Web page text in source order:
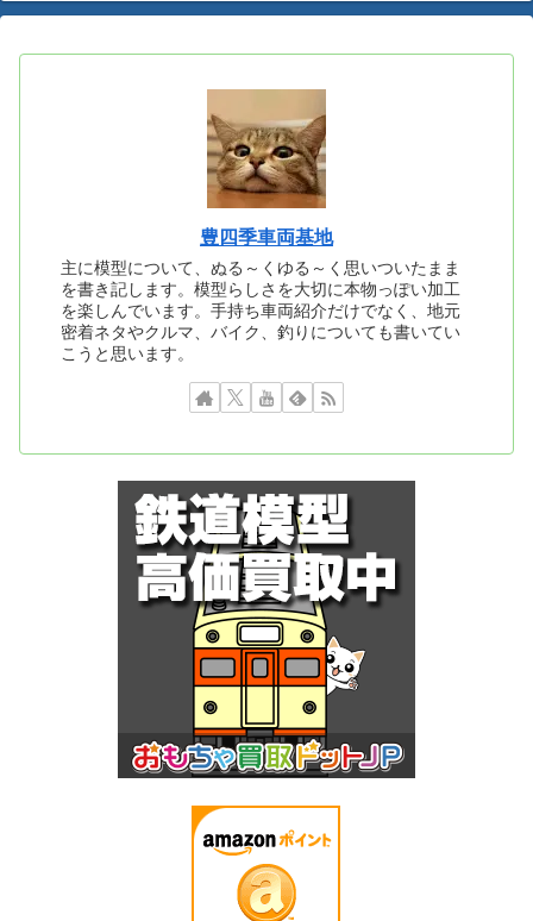
豊四季車両基地
主に模型について、ぬる～くゆる～く思いついたまま
を書き記します。模型らしさを大切に本物っぽい加工
を楽しんでいます。手持ち車両紹介だけでなく、地元
密着ネタやクルマ、バイク、釣りについても書いてい
こうと思います。